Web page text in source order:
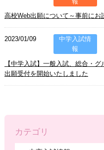
高校Web出願について～事前にお
2023/01/09
中学入試情
報
【中学入試】一般入試、総合・
出願受付を開始いたしました
カテゴリ